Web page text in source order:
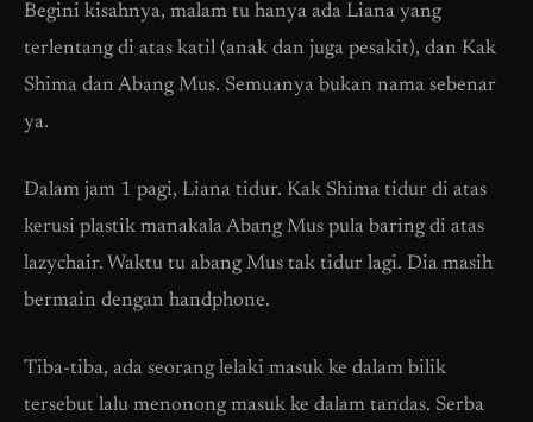
Begini kisahnya, malam tu hanya ada Liana yang
terlentang di atas katil (anak dan juga pesakit), dan Kak
Shima dan Abang Mus. Semuanya bukan nama sebenar
ya.
Dalam jam 1 pagi, Liana tidur. Kak Shima tidur di atas
kerusi plastik manakala Abang Mus pula baring di atas
lazychair. Waktu tu abang Mus tak tidur lagi. Dia masih
bermain dengan handphone.
Tiba-tiba, ada seorang lelaki masuk ke dalam bilik
tersebut lalu menonong masuk ke dalam tandas. Serba